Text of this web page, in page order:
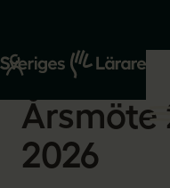
Start
Om oss
2026-02-03
Årsmöte
2026